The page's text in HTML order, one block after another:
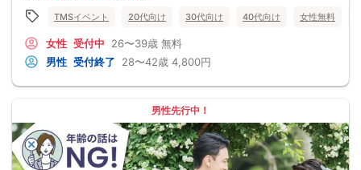
TMSイベント 20代向け 30代向け 40代向け 女性無料
女性 受付中 26〜39歳 無料
男性 受付終了 28〜42歳 4,800円
男性先行中！